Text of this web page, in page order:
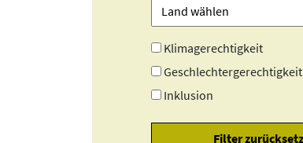
Klimagerechtigkeit
Geschlechtergerechtigkeit
Inklusion